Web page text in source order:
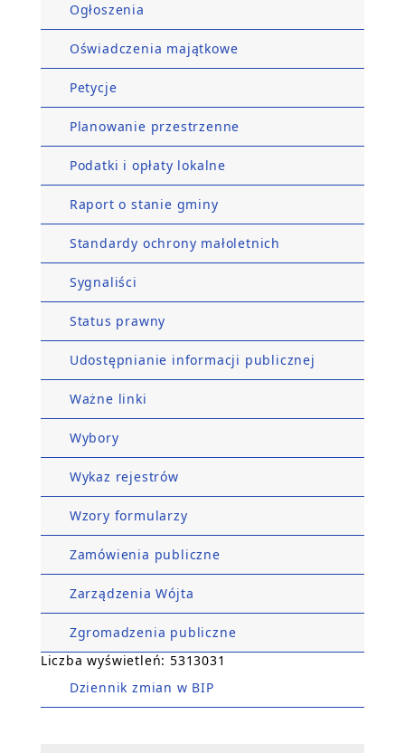
Ogłoszenia
Oświadczenia majątkowe
Petycje
Planowanie przestrzenne
Podatki i opłaty lokalne
Raport o stanie gminy
Standardy ochrony małoletnich
Sygnaliści
Status prawny
Udostępnianie informacji publicznej
Ważne linki
Wybory
Wykaz rejestrów
Wzory formularzy
Zamówienia publiczne
Zarządzenia Wójta
Zgromadzenia publiczne
Liczba wyświetleń: 5313031
Dziennik zmian w BIP